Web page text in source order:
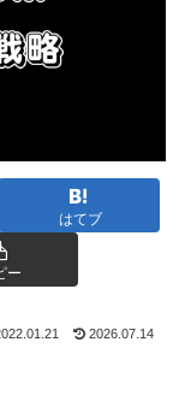
はてブ
ー
2026.07.14